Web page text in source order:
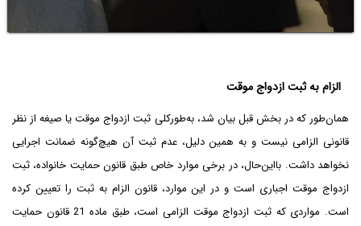
الزام به ثبت ازدواج موقت
همان‌طور که در بخش قبل بیان شد، به‌طورکلی ثبت ازدواج موقت یا صیغه از نظر
قانونی الزامی نیست و به همین دلیل، عدم ثبت آن هیچ‌گونه ضمانت اجرایی
نخواهد داشت. بااین‌حال، در برخی موارد خاص طبق قانون حمایت خانواده، ثبت
ازدواج موقت اجباری است و در این موارد، قانون الزام به ثبت را تعیین کرده
است. مواردی که ثبت ازدواج موقت الزامی است، طبق ماده 21 قانون حمایت